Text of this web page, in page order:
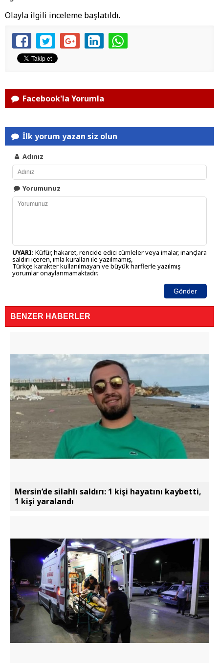
Olayla ilgili inceleme başlatıldı.
Facebook'la Yorumla
İlk yorum yazan siz olun
Adınız
Yorumunuz
UYARI: Küfür, hakaret, rencide edici cümleler veya imalar, inançlara
saldırı içeren, imla kuralları ile yazılmamış,
Türkçe karakter kullanılmayan ve büyük harflerle yazılmış
yorumlar onaylanmamaktadır.
Gönder
BENZER HABERLER
Mersin’de silahlı saldırı: 1 kişi hayatını kaybetti,
1 kişi yaralandı